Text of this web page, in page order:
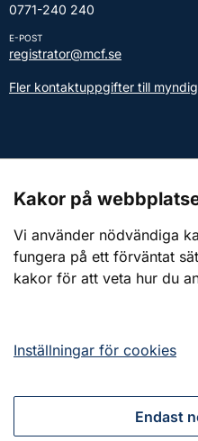
0771-240 240
E-POST
registrator@mcf.se
Fler kontaktuppgifter till
Webbplatsen
Om webbplatsen
Kakor på
Vi använder nödvändiga
fungera på ett förväntat
kakor för att veta hur du
Inställningar för cookies
Endast